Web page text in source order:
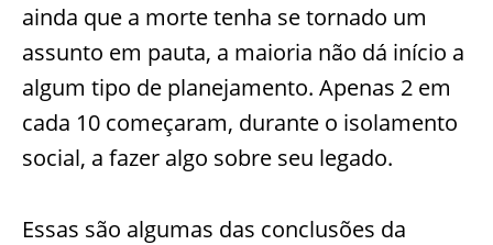
ainda que a morte tenha se tornado um
assunto em pauta, a maioria não dá início a
algum tipo de planejamento. Apenas 2 em
cada 10 começaram, durante o isolamento
social, a fazer algo sobre seu legado.
Essas são algumas das conclusões da